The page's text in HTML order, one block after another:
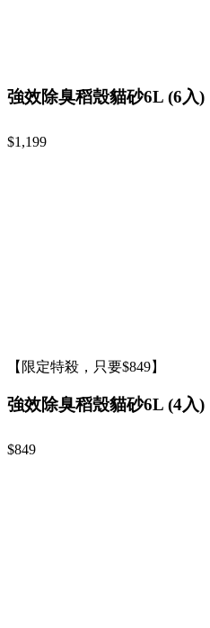
強效除臭稻殼貓砂6L (6入)
$1,199
【限定特殺，只要$849】
強效除臭稻殼貓砂6L (4入)
$849